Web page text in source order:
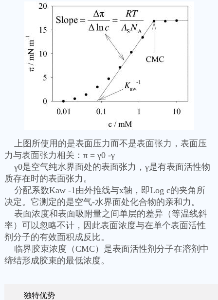
上图所使用的是表面压力而不是表面张力，表面压
力与表面张力相关：π = γ0 -γ
γ0是空气纯水界面处的表面张力，γ是有表面活性物
质存在时的表面张力。
分配系数Kaw -1由外推线与x轴，即Log c的夹角所
决定。它测定的是空气-水界面处化合物的亲和力。
表面浓度和表面吸附量之间单层的差异（等温线斜
率）可以忽略不计，因此表面浓度与在单个表面活性
剂分子的有效面积成反比。
临界胶束浓度（CMC）是表面活性剂分子在溶剂中
缔结形成胶束的最低浓度。
独特优势